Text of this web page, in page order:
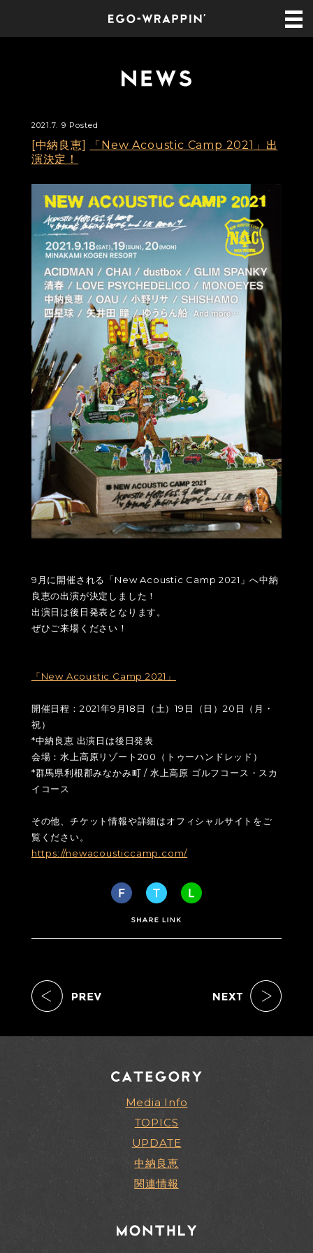
2021.7. 9 Posted
[中納良恵]
「New Acoustic Camp 2021」出
演決定！
9月に開催される「New Acoustic Camp 2021」へ中納
良恵の出演が決定しました！
出演日は後日発表となります。
ぜひご来場ください！
「New Acoustic Camp 2021」
開催日程：2021年9月18日（土）19日（日）20日（月・
祝）
*中納良恵 出演日は後日発表
会場：水上高原リゾート200（トゥーハンドレッド）
*群馬県利根郡みなかみ町 / 水上高原 ゴルフコース・スカ
イコース
その他、チケット情報や詳細はオフィシャルサイトをご
覧ください。
https://newacousticcamp.com/
Media Info
TOPICS
UPDATE
中納良恵
関連情報